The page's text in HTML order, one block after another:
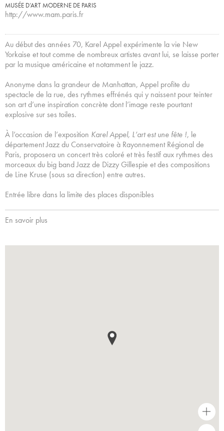
MUSÉE D’ART MODERNE DE PARIS
http://www.mam.paris.fr
Au début des années 70, Karel Appel expérimente la vie New
Yorkaise et tout comme de nombreux artistes avant lui, se laisse porter
par la musique américaine et notamment le jazz.
Anonyme dans la grandeur de Manhattan, Appel profite du
spectacle de la rue, des rythmes effrénés qui y naissent pour teinter
son art d’une inspiration concrète dont l’image reste pourtant
explosive sur ses toiles.
À l’occasion de l’exposition Karel Appel, L’art est une fête !, le
département Jazz du Conservatoire à Rayonnement Régional de
Paris, proposera un concert très coloré et très festif aux rythmes des
morceaux du big band Jazz de Dizzy Gillespie et des compositions
de Line Kruse (sous sa direction) entre autres.
Entrée libre dans la limite des places disponibles
En savoir plus